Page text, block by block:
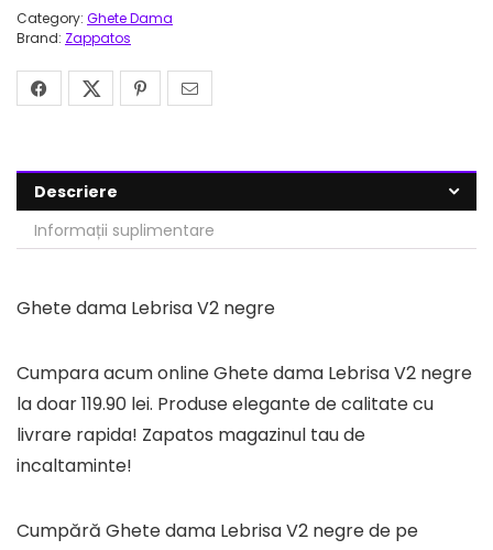
Category: Ghete Dama
Brand: Zappatos
Descriere
Informații suplimentare
Ghete dama Lebrisa V2 negre
Cumpara acum online Ghete dama Lebrisa V2 negre
la doar 119.90 lei. Produse elegante de calitate cu
livrare rapida! Zapatos magazinul tau de
incaltaminte!
Cumpără Ghete dama Lebrisa V2 negre de pe